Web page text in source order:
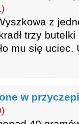
z
trzy
mu się uciec.
w